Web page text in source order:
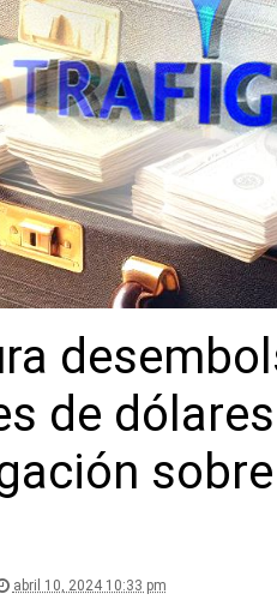
de
abril 10, 2024 10:33 pm